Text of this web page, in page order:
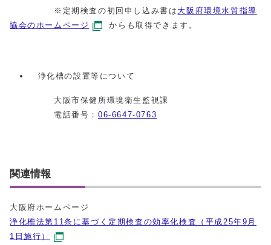
※定期検査の初回申し込み書は 大阪府環境水質指導
協会のホームページ
からも取得できます。
浄化槽の設置等について
大阪市保健所環境衛生監視課
電話番号： 06-6647-0763
関連情報
大阪府ホームページ
浄化槽法第11条に基づく定期検査の効率化検査（平成25年9月
1日施行）